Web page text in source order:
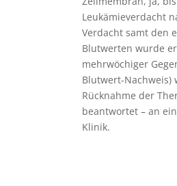
Leukämieverdacht
Verdacht samt den
Blutwerten wurde
mehrwöchiger
Blutwert-Nachweis)
Rücknahme der
beantwortet – an
Klinik.